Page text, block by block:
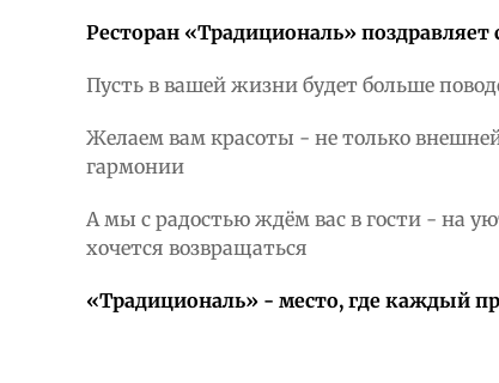
Ресторан «Традициональ» поздравляет
Пусть в вашей жизни будет больше
Желаем вам красоты - не только
гармонии
А мы с радостью ждём вас в гости - на
хочется возвращаться
«Традициональ» - место, где каждый